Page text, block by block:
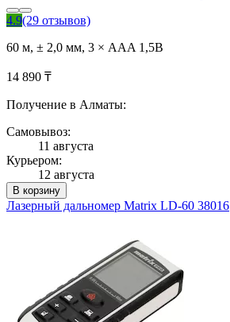
4.9(29 отзывов)
60 м, ± 2,0 мм, 3 × AAA 1,5В
14 890 ₸
Получение в Алматы:
Самовывоз:
11 августа
Курьером:
12 августа
В корзину
Лазерный дальномер Matrix LD-60 38016